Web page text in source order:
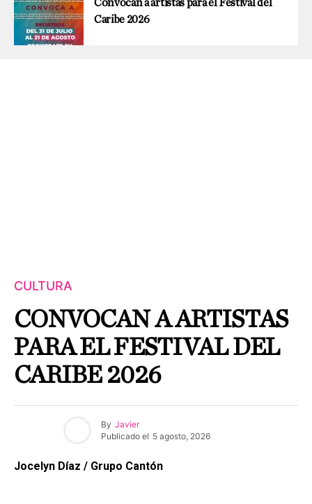
Convocan a artistas para el Festival del
Caribe 2026
CULTURA
CONVOCAN A ARTISTAS
PARA EL FESTIVAL DEL
CARIBE 2026
By Javier
Publicado el 5 agosto, 2026
Jocelyn Díaz / Grupo Cantón